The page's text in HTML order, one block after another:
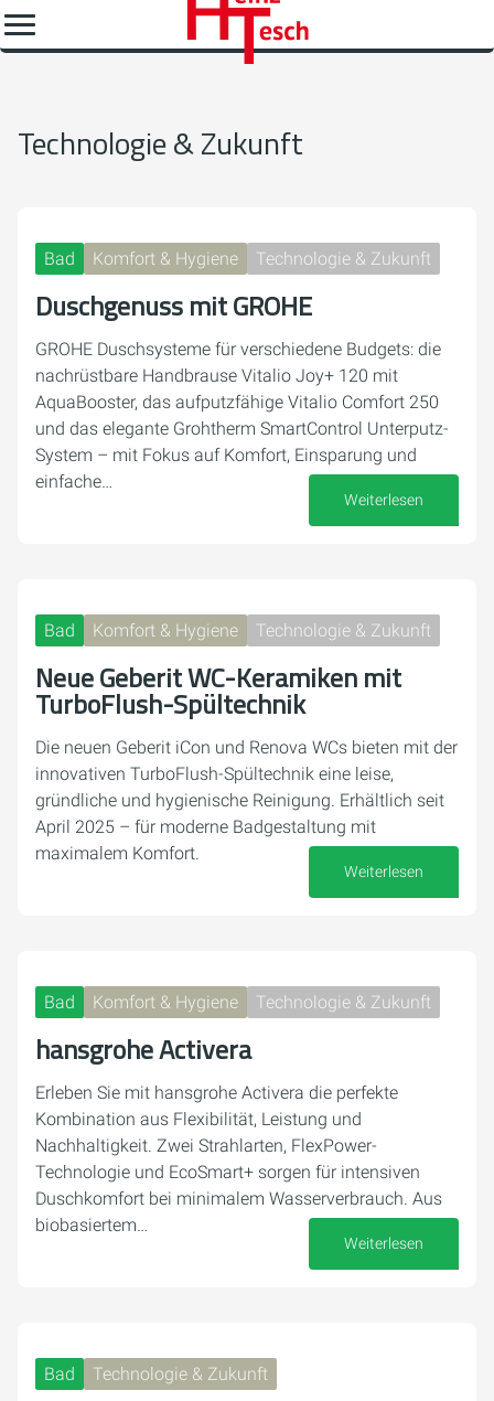
Technologie & Zukunft
Bad Komfort & Hygiene Technologie & Zukunft
Duschgenuss mit GROHE
GROHE Duschsysteme für verschiedene Budgets: die
nachrüstbare Handbrause Vitalio Joy+ 120 mit
AquaBooster, das aufputzfähige Vitalio Comfort 250
und das elegante Grohtherm SmartControl Unterputz-
System – mit Fokus auf Komfort, Einsparung und
einfache…
Weiterlesen
Bad Komfort & Hygiene Technologie & Zukunft
Neue Geberit WC-Keramiken mit
TurboFlush-Spültechnik
Die neuen Geberit iCon und Renova WCs bieten mit der
innovativen TurboFlush-Spültechnik eine leise,
gründliche und hygienische Reinigung. Erhältlich seit
April 2025 – für moderne Badgestaltung mit
maximalem Komfort.
Weiterlesen
Bad Komfort & Hygiene Technologie & Zukunft
hansgrohe Activera
Erleben Sie mit hansgrohe Activera die perfekte
Kombination aus Flexibilität, Leistung und
Nachhaltigkeit. Zwei Strahlarten, FlexPower-
Technologie und EcoSmart+ sorgen für intensiven
Duschkomfort bei minimalem Wasserverbrauch. Aus
biobasiertem…
Weiterlesen
Bad Technologie & Zukunft